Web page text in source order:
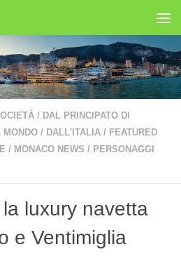
/ DAL PRINCIPATO DI
MONDO / DALL'ITALIA / FEATURED
/ MONACO NEWS / PERSONAGGI
luxury navetta
e Ventimiglia